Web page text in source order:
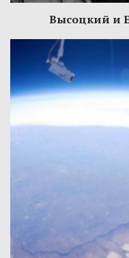
Высоцкий и